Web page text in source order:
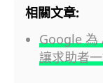
相關文章:
Google 為
讓求助者